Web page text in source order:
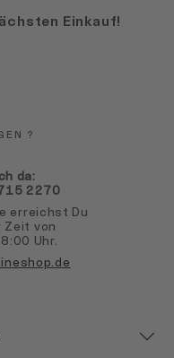
Einkauf!
?
da:
2270
erreichst Du
Zeit von
Uhr.